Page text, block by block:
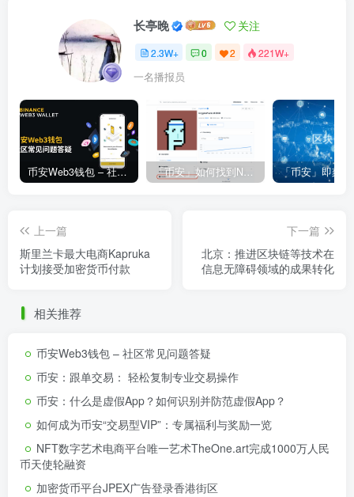
长亭晚 关注
2.3W+ 0 2 221W+
一名播报员
币安Web3钱包 – 社区常见问题答疑 「币安」如何找到NFT合约地址？
上一篇
斯里兰卡最大电商Kapruka
计划接受加密货币付款
下一篇
北京：推进区块链等技术在
信息无障碍领域的成果转化
相关推荐
币安Web3钱包 – 社区常见问题答疑
币安：跟单交易： 轻松复制专业交易操作
币安：什么是虚假App？如何识别并防范虚假App？
如何成为币安“交易型VIP”：专属福利与奖励一览
NFT数字艺术电商平台唯一艺术TheOne.art完成1000万人民
币天使轮融资
加密货币平台JPEX广告登录香港街区